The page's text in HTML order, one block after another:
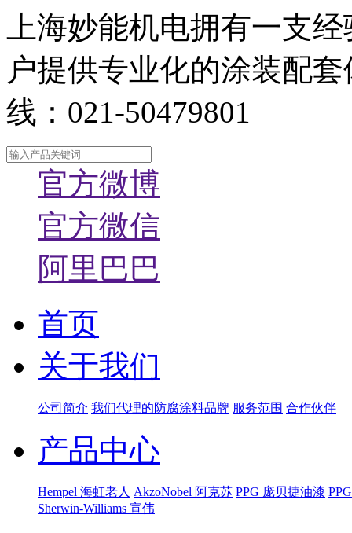
上海妙能机电拥有一支
户提供专业化的涂装配
线：021-50479801
官方微博
官方微信
阿里巴巴
首页
关于我们
公司简介 我们代理的防腐涂料品牌 服务范围 合作伙伴
产品中心
Hempel 海虹老人 AkzoNobel 阿克苏 PPG 庞贝捷油漆
Sherwin-Williams 宣伟